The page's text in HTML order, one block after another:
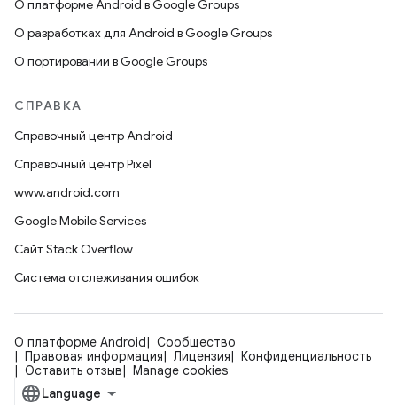
О платформе Android в Google Groups
О разработках для Android в Google Groups
О портировании в Google Groups
СПРАВКА
Справочный центр Android
Справочный центр Pixel
www.android.com
Google Mobile Services
Сайт Stack Overflow
Система отслеживания ошибок
О платформе Android
Сообщество
Правовая информация
Лицензия
Конфиденциальность
Оставить отзыв
Manage cookies